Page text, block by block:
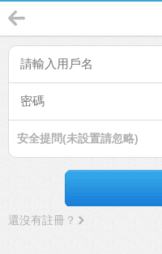
安全提問(未設置請忽略)
還沒有註冊？